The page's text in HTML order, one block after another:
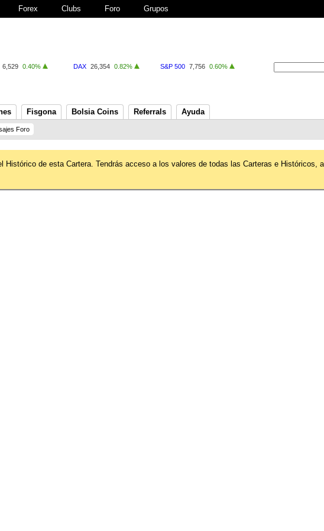
Forex Clubs Foro Grupos
6,529 0.40% DAX 26,354 0.82% S&P 500 7,756 0.60%
Fisgona Bolsia Coins Referrals Ayuda
Foro
Histórico de esta Cartera. Tendrás acceso a los valores de todas las Carteras e Históricos,